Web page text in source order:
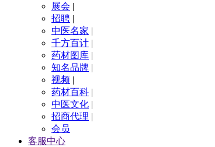
展会 |
招聘 |
中医名家 |
千方百计 |
药材图库 |
知名品牌 |
视频 |
药材百科 |
中医文化 |
招商代理 |
会员
客服中心